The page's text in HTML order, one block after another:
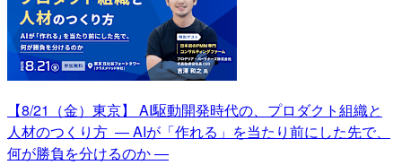
【8/21（金）東京】 AI駆動開発時代の、プロダクト組織と
人材のつくり方 ― AIが「作れる」を当たり前にした先で、
何が勝負を分けるのか ―